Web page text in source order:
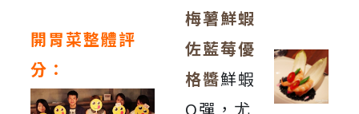
開胃菜整體評
分：
梅薯鮮蝦
佐藍莓優
格醬鮮蝦
Q彈，尤